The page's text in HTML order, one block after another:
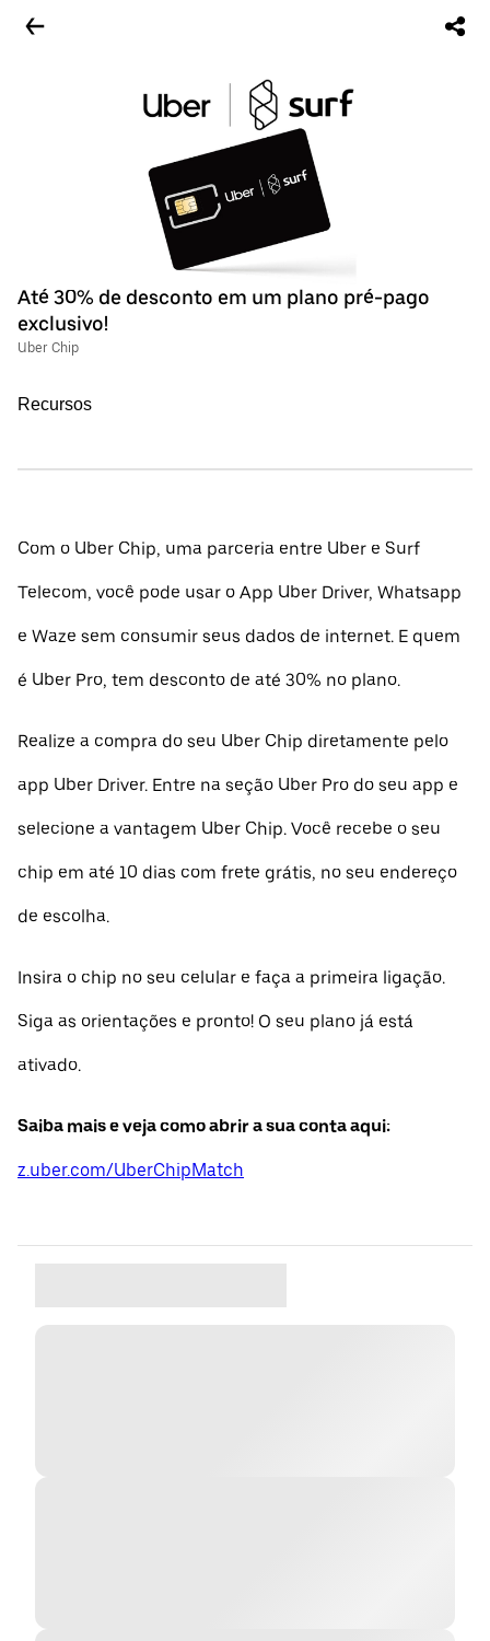
Até 30% de desconto em um plano pré-pago
exclusivo!
Uber Chip
Recursos
Com o Uber Chip, uma parceria entre Uber e Surf
Telecom, você pode usar o App Uber Driver, Whatsapp
e Waze sem consumir seus dados de internet. E quem
é Uber Pro, tem desconto de até 30% no plano.
Realize a compra do seu Uber Chip diretamente pelo
app Uber Driver. Entre na seção Uber Pro do seu app e
selecione a vantagem Uber Chip. Você recebe o seu
chip em até 10 dias com frete grátis, no seu endereço
de escolha.
Insira o chip no seu celular e faça a primeira ligação.
Siga as orientações e pronto! O seu plano já está
ativado.
Saiba mais e veja como abrir a sua conta aqui:
z.uber.com/UberChipMatch